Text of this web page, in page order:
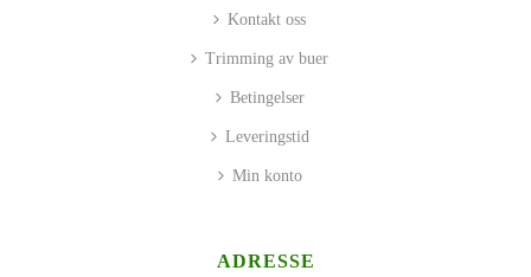
Kontakt oss
Trimming av buer
Betingelser
Leveringstid
Min konto
ADRESSE